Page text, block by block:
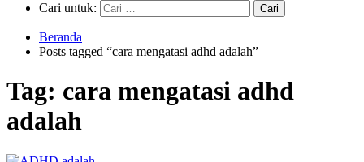
Cari untuk:
Beranda
Posts tagged “cara mengatasi adhd adalah”
Tag: cara mengatasi adhd
adalah